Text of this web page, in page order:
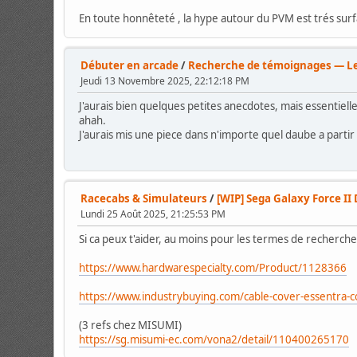
En toute honnêteté , la hype autour du PVM est trés
Débuter en arcade/ Recherche de témoignages —
Jeudi 13 Novembre 2025, 22:12:18 PM
J'aurais bien quelques petites anecdotes, mais
ahah.
J'aurais mis une piece dans n'importe quel daube a
Racecabs & Simulateurs / [WIP] Sega Galaxy Force
Lundi 25 Août 2025, 21:25:53 PM
Si ca peux t'aider, au moins pour les termes de
https://www.hardwarespecialty.com/Product/1128366
https://www.industrybuying.com/cable-cover-essentra-
(3 refs chez MISUMI)
https://sg.misumi-ec.com/vona2/detail/110400265170